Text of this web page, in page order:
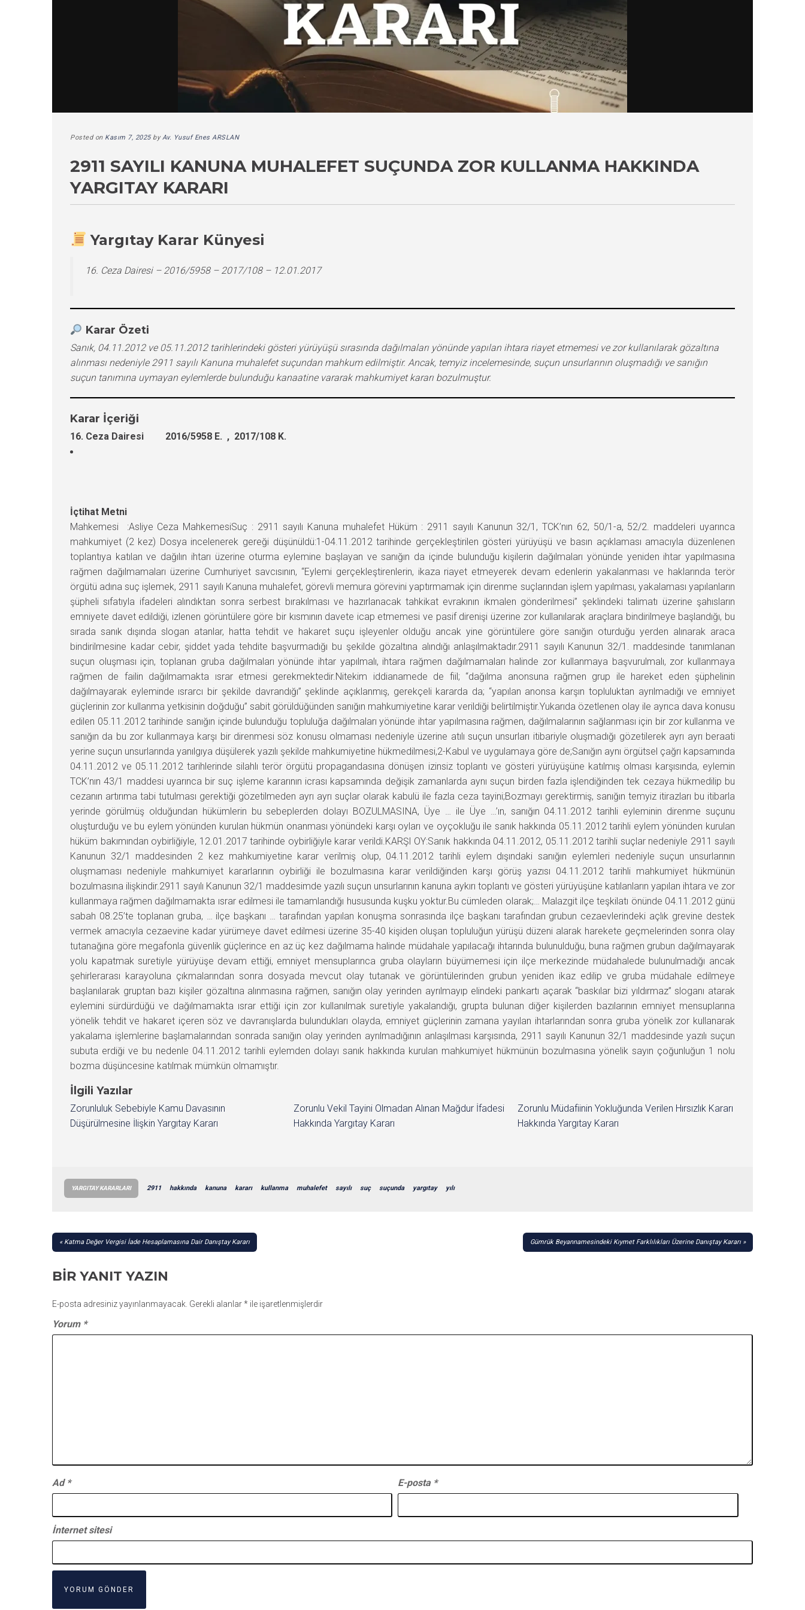
Posted on Kasım 7, 2025byAv. Yusuf Enes ARSLAN
2911 SAYILI KANUNA MUHALEFET SUÇUNDA ZOR KULLANMA HAKKINDA
YARGITAY KARARI
Yargıtay Karar Künyesi
16. Ceza Dairesi – 2016/5958 – 2017/108 – 12.01.2017
Karar Özeti
Sanık, 04.11.2012 ve 05.11.2012 tarihlerindeki gösteri yürüyüşü sırasında dağılmaları yönünde yapılan ihtara riayet etmemesi ve zor kullanılarak gözaltına
alınması nedeniyle 2911 sayılı Kanuna muhalefet suçundan mahkum edilmiştir. Ancak, temyiz incelemesinde, suçun unsurlarının oluşmadığı ve sanığın
suçun tanımına uymayan eylemlerde bulunduğu kanaatine vararak mahkumiyet kararı bozulmuştur.
Karar İçeriği
16. Ceza Dairesi 2016/5958 E. , 2017/108 K.
İçtihat Metni
Mahkemesi :Asliye Ceza MahkemesiSuç : 2911 sayılı Kanuna muhalefet Hüküm : 2911 sayılı Kanunun 32/1, TCK’nın 62, 50/1-a, 52/2. maddeleri uyarınca
mahkumiyet (2 kez) Dosya incelenerek gereği düşünüldü:1-04.11.2012 tarihinde gerçekleştirilen gösteri yürüyüşü ve basın açıklaması amacıyla düzenlenen
toplantıya katılan ve dağılın ihtarı üzerine oturma eylemine başlayan ve sanığın da içinde bulunduğu kişilerin dağılmaları yönünde yeniden ihtar yapılmasına
rağmen dağılmamaları üzerine Cumhuriyet savcısının, “Eylemi gerçekleştirenlerin, ikaza riayet etmeyerek devam edenlerin yakalanması ve haklarında terör
örgütü adına suç işlemek, 2911 sayılı Kanuna muhalefet, görevli memura görevini yaptırmamak için direnme suçlarından işlem yapılması, yakalaması yapılanların
şüpheli sıfatıyla ifadeleri alındıktan sonra serbest bırakılması ve hazırlanacak tahkikat evrakının ikmalen gönderilmesi” şeklindeki talimatı üzerine şahısların
emniyete davet edildiği, izlenen görüntülere göre bir kısmının davete icap etmemesi ve pasif direnişi üzerine zor kullanılarak araçlara bindirilmeye başlandığı, bu
sırada sanık dışında slogan atanlar, hatta tehdit ve hakaret suçu işleyenler olduğu ancak yine görüntülere göre sanığın oturduğu yerden alınarak araca
bindirilmesine kadar cebir, şiddet yada tehdite başvurmadığı bu şekilde gözaltına alındığı anlaşılmaktadır.2911 sayılı Kanunun 32/1. maddesinde tanımlanan
suçun oluşması için, toplanan gruba dağılmaları yönünde ihtar yapılmalı, ihtara rağmen dağılmamaları halinde zor kullanmaya başvurulmalı, zor kullanmaya
rağmen de failin dağılmamakta ısrar etmesi gerekmektedir.Nitekim iddianamede de fiil; “dağılma anonsuna rağmen grup ile hareket eden şüphelinin
dağılmayarak eyleminde ısrarcı bir şekilde davrandığı” şeklinde açıklanmış, gerekçeli kararda da; “yapılan anonsa karşın topluluktan ayrılmadığı ve emniyet
güçlerinin zor kullanma yetkisinin doğduğu” sabit görüldüğünden sanığın mahkumiyetine karar verildiği belirtilmiştir.Yukarıda özetlenen olay ile ayrıca dava konusu
edilen 05.11.2012 tarihinde sanığın içinde bulunduğu topluluğa dağılmaları yönünde ihtar yapılmasına rağmen, dağılmalarının sağlanması için bir zor kullanma ve
sanığın da bu zor kullanmaya karşı bir direnmesi söz konusu olmaması nedeniyle üzerine atılı suçun unsurları itibariyle oluşmadığı gözetilerek ayrı ayrı beraati
yerine suçun unsurlarında yanılgıya düşülerek yazılı şekilde mahkumiyetine hükmedilmesi,2-Kabul ve uygulamaya göre de;Sanığın aynı örgütsel çağrı kapsamında
04.11.2012 ve 05.11.2012 tarihlerinde silahlı terör örgütü propagandasına dönüşen izinsiz toplantı ve gösteri yürüyüşüne katılmış olması karşısında, eylemin
TCK’nın 43/1 maddesi uyarınca bir suç işleme kararının icrası kapsamında değişik zamanlarda aynı suçun birden fazla işlendiğinden tek cezaya hükmedilip bu
cezanın artırıma tabi tutulması gerektiği gözetilmeden ayrı ayrı suçlar olarak kabulü ile fazla ceza tayini;Bozmayı gerektirmiş, sanığın temyiz itirazları bu itibarla
yerinde görülmüş olduğundan hükümlerin bu sebeplerden dolayı BOZULMASINA, Üye … ile Üye …’ın, sanığın 04.11.2012 tarihli eyleminin direnme suçunu
oluşturduğu ve bu eylem yönünden kurulan hükmün onanması yönündeki karşı oyları ve oyçokluğu ile sanık hakkında 05.11.2012 tarihli eylem yönünden kurulan
hüküm bakımından oybirliğiyle, 12.01.2017 tarihinde oybirliğiyle karar verildi.KARŞI OY:Sanık hakkında 04.11.2012, 05.11.2012 tarihli suçlar nedeniyle 2911 sayılı
Kanunun 32/1 maddesinden 2 kez mahkumiyetine karar verilmiş olup, 04.11.2012 tarihli eylem dışındaki sanığın eylemleri nedeniyle suçun unsurlarının
oluşmaması nedeniyle mahkumiyet kararlarının oybirliği ile bozulmasına karar verildiğinden karşı görüş yazısı 04.11.2012 tarihli mahkumiyet hükmünün
bozulmasına ilişkindir.2911 sayılı Kanunun 32/1 maddesimde yazılı suçun unsurlarının kanuna aykırı toplantı ve gösteri yürüyüşüne katılanların yapılan ihtara ve zor
kullanmaya rağmen dağılmamakta ısrar edilmesi ile tamamlandığı hususunda kuşku yoktur.Bu cümleden olarak;… Malazgit ilçe teşkilatı önünde 04.11.2012 günü
sabah 08.25’te toplanan gruba, … ilçe başkanı … tarafından yapılan konuşma sonrasında ilçe başkanı tarafından grubun cezaevlerindeki açlık grevine destek
vermek amacıyla cezaevine kadar yürümeye davet edilmesi üzerine 35-40 kişiden oluşan topluluğun yürüşü düzeni alarak harekete geçmelerinden sonra olay
tutanağına göre megafonla güvenlik güçlerince en az üç kez dağılmama halinde müdahale yapılacağı ihtarında bulunulduğu, buna rağmen grubun dağılmayarak
yolu kapatmak suretiyle yürüyüşe devam ettiği, emniyet mensuplarınca gruba olayların büyümemesi için ilçe merkezinde müdahalede bulunulmadığı ancak
şehirlerarası karayoluna çıkmalarından sonra dosyada mevcut olay tutanak ve görüntülerinden grubun yeniden ikaz edilip ve gruba müdahale edilmeye
başlanılarak gruptan bazı kişiler gözaltına alınmasına rağmen, sanığın olay yerinden ayrılmayıp elindeki pankartı açarak “baskılar bizi yıldırmaz” sloganı atarak
eylemini sürdürdüğü ve dağılmamakta ısrar ettiği için zor kullanılmak suretiyle yakalandığı, grupta bulunan diğer kişilerden bazılarının emniyet mensuplarına
yönelik tehdit ve hakaret içeren söz ve davranışlarda bulundukları olayda, emniyet güçlerinin zamana yayılan ihtarlarından sonra gruba yönelik zor kullanarak
yakalama işlemlerine başlamalarından sonrada sanığın olay yerinden ayrılmadığının anlaşılması karşısında, 2911 sayılı Kanunun 32/1 maddesinde yazılı suçun
subuta erdiği ve bu nedenle 04.11.2012 tarihli eylemden dolayı sanık hakkında kurulan mahkumiyet hükmünün bozulmasına yönelik sayın çoğunluğun 1 nolu
bozma düşüncesine katılmak mümkün olmamıştır.
İlgili Yazılar
Zorunluluk Sebebiyle Kamu Davasının
Düşürülmesine İlişkin Yargıtay Kararı
Zorunlu Vekil Tayini Olmadan Alınan Mağdur İfadesi
Hakkında Yargıtay Kararı
Zorunlu Müdafiinin Yokluğunda Verilen Hırsızlık Kararı
Hakkında Yargıtay Kararı
YARGITAY KARARLARI 2911 hakkında kanuna kararı kullanma muhalefet sayılı suç suçunda yargıtay yılı
YAZI
Katma Değer Vergisi İade Hesaplamasına Dair Danıştay Kararı Gümrük Beyannamesindeki Kıymet Farklılıkları Üzerine Danıştay Kararı
BIR YANIT YAZIN
E-posta adresiniz yayınlanmayacak. Gerekli alanlar* ile işaretlenmişlerdir
Yorum *
Ad * E-posta *
İnternet sitesi